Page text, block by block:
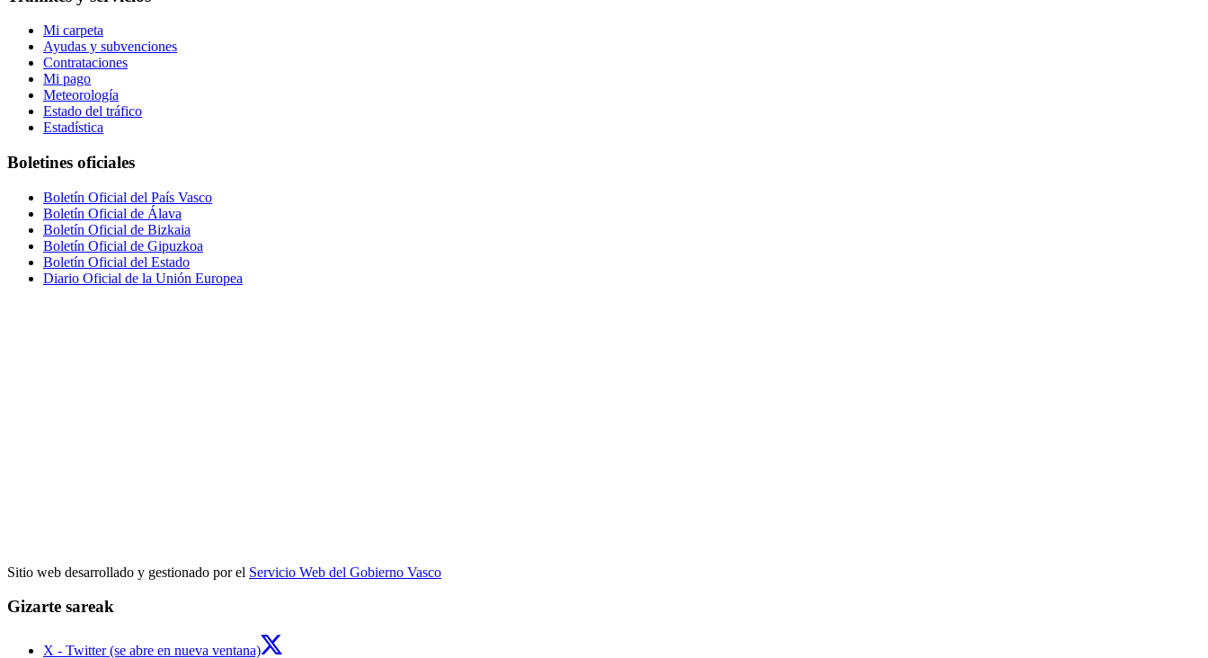
Mi carpeta
Ayudas y subvenciones
Contrataciones
Mi pago
Meteorología
Estado del tráfico
Estadística
Boletines oficiales
Boletín Oficial del País Vasco
Boletín Oficial de Álava
Boletín Oficial de Bizkaia
Boletín Oficial de Gipuzkoa
Boletín Oficial del Estado
Diario Oficial de la Unión Europea
Sitio web desarrollado y gestionado por el Servicio Web del Gobierno Vasco
Gizarte sareak
X - Twitter (se abre en nueva ventana)